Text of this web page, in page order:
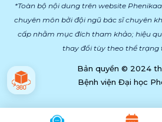
*Toàn bộ nội dung trên website
chuyên môn bởi đội ngũ bác sĩ chuyên
cấp nhằm mục đích tham khảo; hiệu
thay đổi tùy theo thể trạng
Bản quyền © 2024
Bệnh viện Đại học